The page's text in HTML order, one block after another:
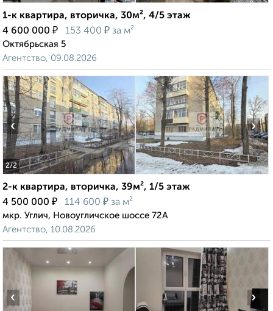
1-к квартира, вторичка, 30м², 4/5 этаж
4 600 000 ₽ 153 400 ₽ за м²
Октябрьская 5
Агентство, 09.08.2026
2/2
‹ ›
2-к квартира, вторичка, 39м², 1/5 этаж
4 500 000 ₽ 114 600 ₽ за м²
мкр. Углич, Новоугличское шоссе 72А
Агентство, 10.08.2026
‹ ›